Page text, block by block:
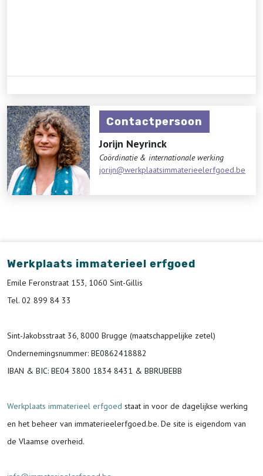
Contactpersoon
Jorijn Neyrinck
Coördinatie & internationale werking
jorijn@werkplaatsimmaterieelerfgoed.be
Werkplaats immaterieel erfgoed
Emile Feronstraat 153, 1060 Sint-Gillis
Tel. 02 899 84 33
Sint-Jakobsstraat 36, 8000 Brugge (maatschappelijke zetel)
Ondernemingsnummer: BE0862418882
IBAN & BIC: BE04 3800 1834 8431 & BBRUBEBB
Werkplaats immaterieel erfgoed staat in voor de dagelijkse werking
en het beheer van immaterieelerfgoed.be. De site is eigendom van
de Vlaamse overheid.